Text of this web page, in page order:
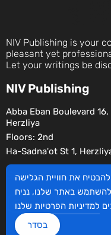
NIV Publishing is your
pleasant yet
Let your writings be
NIV Publishing
Abba Eban Boulevard 16,
Herzliya
Floors: 2nd
Ha-Sadna'ot St 1,
Social
את חוויית הגלישה
באתר שלנו, נניח
למדיניות הפרטיות
בסדר